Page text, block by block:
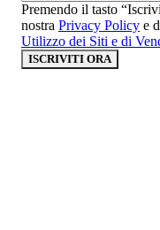
Premendo il tasto
nostra Privacy Policy e
Utilizzo dei Siti e di
ISCRIVITI ORA